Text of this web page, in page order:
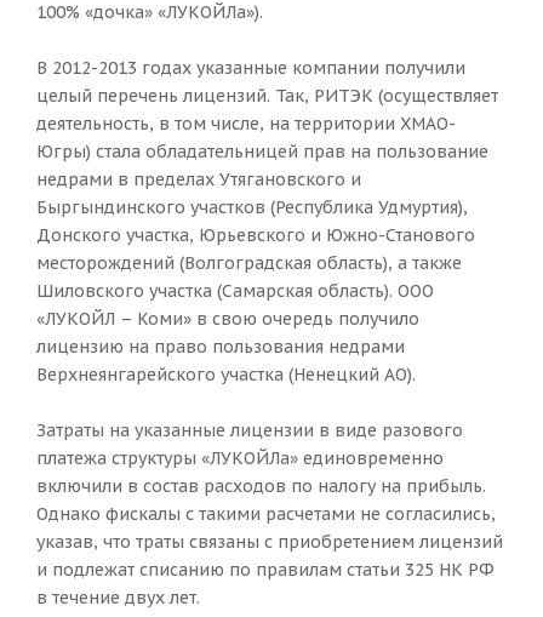
100% «дочка» «ЛУКОЙЛа»).
В 2012-2013 годах указанные компании получили
целый перечень лицензий. Так, РИТЭК (осуществляет
деятельность, в том числе, на территории ХМАО-
Югры) стала обладательницей прав на пользование
недрами в пределах Утягановского и
Быргындинского участков (Республика Удмуртия),
Донского участка, Юрьевского и Южно-Станового
месторождений (Волгоградская область), а также
Шиловского участка (Самарская область). ООО
«ЛУКОЙЛ – Коми» в свою очередь получило
лицензию на право пользования недрами
Верхнеянгарейского участка (Ненецкий АО).
Затраты на указанные лицензии в виде разового
платежа структуры «ЛУКОЙЛа» единовременно
включили в состав расходов по налогу на прибыль.
Однако фискалы с такими расчетами не согласились,
указав, что траты связаны с приобретением лицензий
и подлежат списанию по правилам статьи 325 НК РФ
в течение двух лет.